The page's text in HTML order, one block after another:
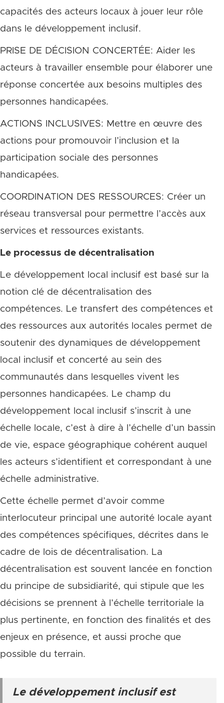
capacités des acteurs locaux à jouer leur rôle
dans le développement inclusif.
PRISE DE DÉCISION CONCERTÉE: Aider les
acteurs à travailler ensemble pour élaborer une
réponse concertée aux besoins multiples des
personnes handicapées.
ACTIONS INCLUSIVES: Mettre en œuvre des
actions pour promouvoir l’inclusion et la
participation sociale des personnes
handicapées.
COORDINATION DES RESSOURCES: Créer un
réseau transversal pour permettre l’accès aux
services et ressources existants.
Le processus de décentralisation
Le développement local inclusif est basé sur la
notion clé de décentralisation des
compétences. Le transfert des compétences et
des ressources aux autorités locales permet de
soutenir des dynamiques de développement
local inclusif et concerté au sein des
communautés dans lesquelles vivent les
personnes handicapées. Le champ du
développement local inclusif s’inscrit à une
échelle locale, c’est à dire à l’échelle d’un bassin
de vie, espace géographique cohérent auquel
les acteurs s’identifient et correspondant à une
échelle administrative.
Cette échelle permet d’avoir comme
interlocuteur principal une autorité locale ayant
des compétences spécifiques, décrites dans le
cadre de lois de décentralisation. La
décentralisation est souvent lancée en fonction
du principe de subsidiarité, qui stipule que les
décisions se prennent à l’échelle territoriale la
plus pertinente, en fonction des finalités et des
enjeux en présence, et aussi proche que
possible du terrain.
Le développement inclusif est